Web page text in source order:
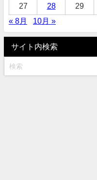
27 28 29
« 8月
10月 »
サイト内検索